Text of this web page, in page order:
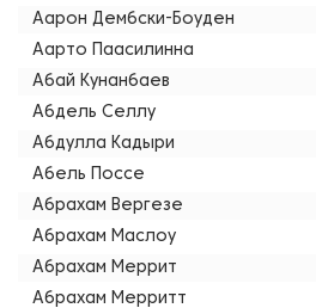
Аарон Дембски-Боуден
Аарто Паасилинна
Абай Кунанбаев
Абдель Селлу
Абдулла Кадыри
Абель Поссе
Абрахам Вергезе
Абрахам Маслоу
Абрахам Меррит
Абрахам Мерритт